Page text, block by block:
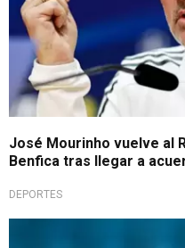
José Mourinho vuelve al
Benfica tras llegar a
DEPORTES